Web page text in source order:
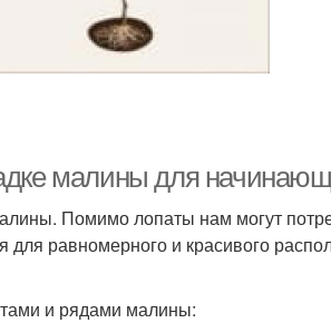
малины для
Помимо лопаты нам могут
для равномерного и красивого
и рядами малины: